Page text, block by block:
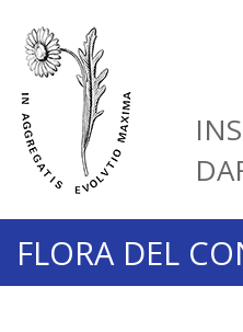
FLORA DEL